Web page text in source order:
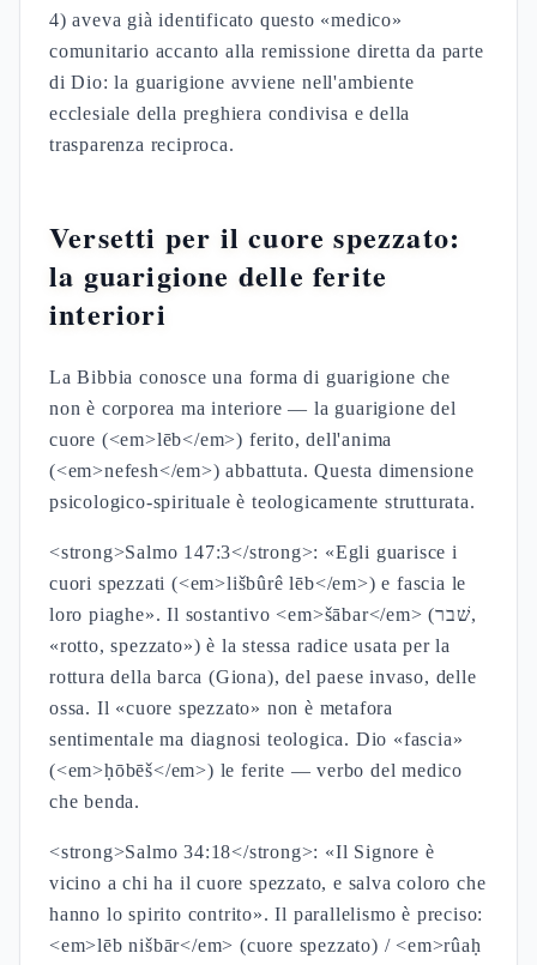
4) aveva già identificato questo «medico»
comunitario accanto alla remissione diretta da parte
di Dio: la guarigione avviene nell'ambiente
ecclesiale della preghiera condivisa e della
trasparenza reciproca.
Versetti per il cuore spezzato:
la guarigione delle ferite
interiori
La Bibbia conosce una forma di guarigione che
non è corporea ma interiore — la guarigione del
cuore (<em>lēb</em>) ferito, dell'anima
(<em>nefesh</em>) abbattuta. Questa dimensione
psicologico-spirituale è teologicamente strutturata.
<strong>Salmo 147:3</strong>: «Egli guarisce i
cuori spezzati (<em>lišbûrê lēb</em>) e fascia le
loro piaghe». Il sostantivo <em>šābar</em> (שׁבר,
«rotto, spezzato») è la stessa radice usata per la
rottura della barca (Giona), del paese invaso, delle
ossa. Il «cuore spezzato» non è metafora
sentimentale ma diagnosi teologica. Dio «fascia»
(<em>ḥōbēš</em>) le ferite — verbo del medico
che benda.
<strong>Salmo 34:18</strong>: «Il Signore è
vicino a chi ha il cuore spezzato, e salva coloro che
hanno lo spirito contrito». Il parallelismo è preciso:
<em>lēb nišbār</em> (cuore spezzato) / <em>rûaḥ